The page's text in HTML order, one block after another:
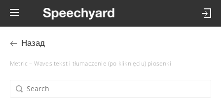
Назад
Metric – Waves tekst i tłumaczenie (po kliknięciu) piosenki